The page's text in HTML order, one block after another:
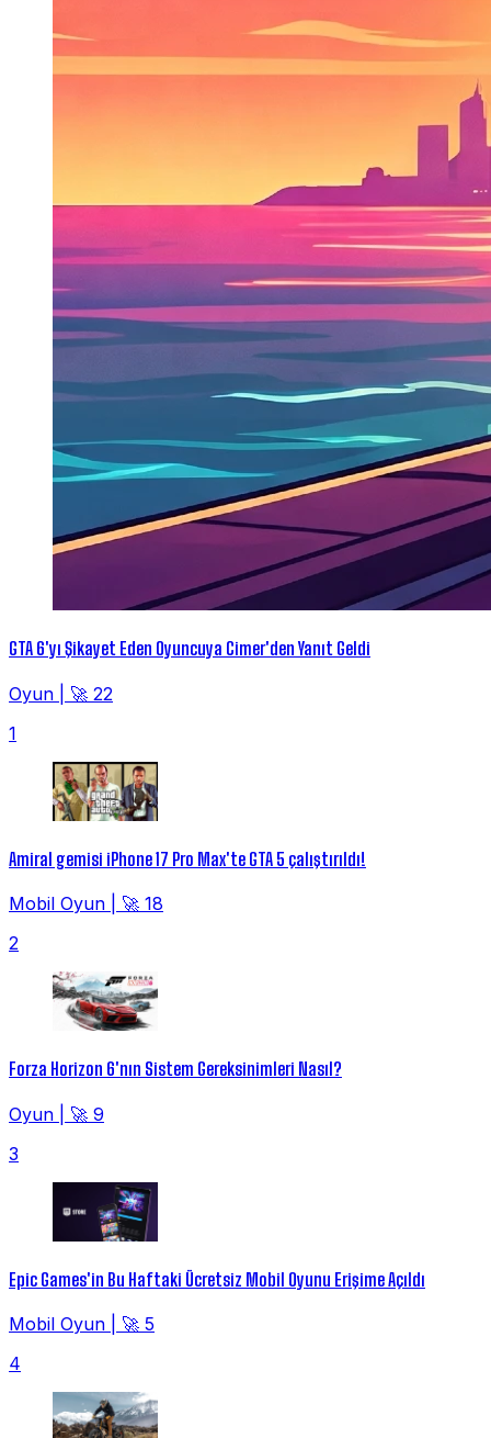
GTA 6'yı Şikayet Eden Oyuncuya Cimer'den Yanıt Geldi
Oyun
🚀 22
1
Amiral gemisi iPhone 17 Pro Max'te GTA 5 çalıştırıldı!
Mobil Oyun
🚀 18
2
Forza Horizon 6'nın Sistem Gereksinimleri Nasıl?
Oyun
🚀 9
3
Epic Games'in Bu Haftaki Ücretsiz Mobil Oyunu Erişime Açıldı
Mobil Oyun
🚀 5
4